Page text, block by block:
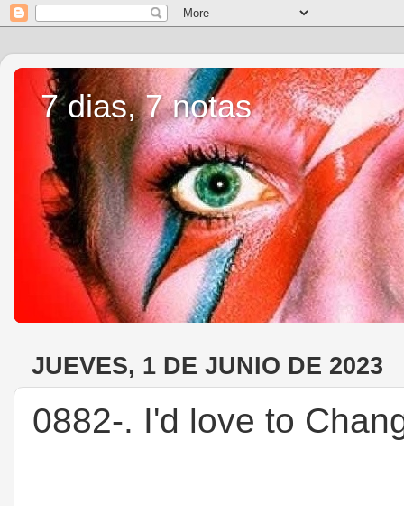
7 dias, 7 notas
JUEVES, 1 DE JUNIO DE 2023
0882-. I'd love to